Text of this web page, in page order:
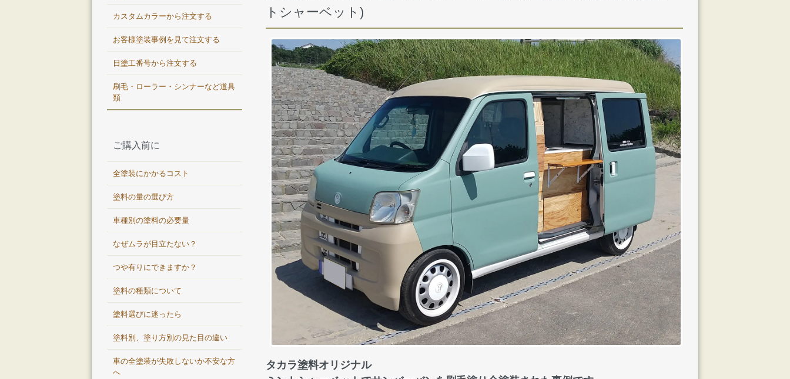
トシャーベット)
タカラ塗料オリジナル
カスタムカラーから注文する
お客様塗装事例を見て注文する
日塗工番号から注文する
刷毛・ローラー・シンナーなど道具
類
ご購入前に
全塗装にかかるコスト
塗料の量の選び方
車種別の塗料の必要量
なぜムラが目立たない？
つや有りにできますか？
塗料の種類について
塗料選びに迷ったら
塗料別、塗り方別の見た目の違い
車の全塗装が失敗しないか不安な方
へ